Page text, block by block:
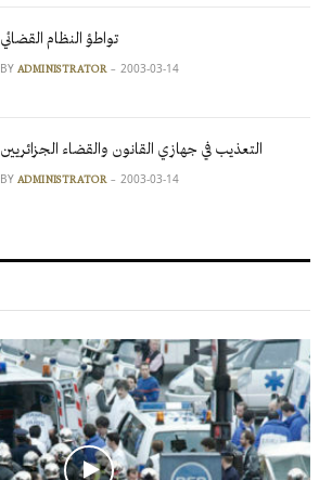
تواطؤ النظام القضائي
BY ADMINISTRATOR 2003-03-14
التعذيب في جهازي القانون والقضاء الجزائريين
BY ADMINISTRATOR 2003-03-14